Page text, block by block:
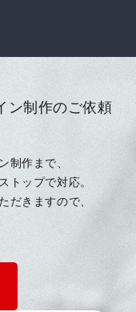
ン制作のご依頼
制作まで、
トップで対応。
だきますので、